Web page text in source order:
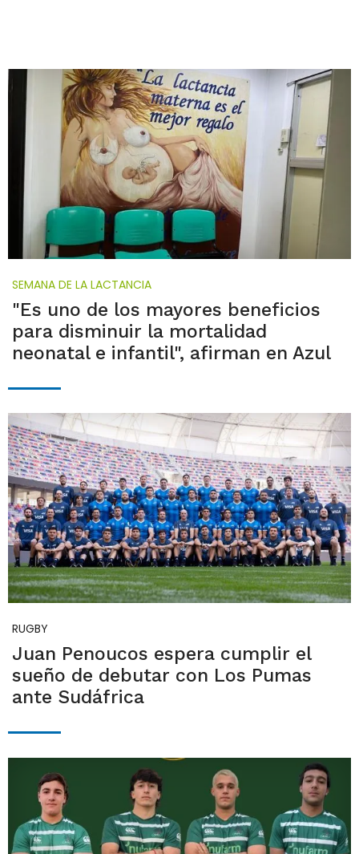
SEMANA DE LA LACTANCIA
"Es uno de los mayores beneficios
para disminuir la mortalidad
neonatal e infantil", afirman en Azul
RUGBY
Juan Penoucos espera cumplir el
sueño de debutar con Los Pumas
ante Sudáfrica